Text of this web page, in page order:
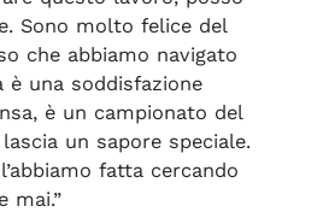
Sono molto felice del
che abbiamo navigato
è una soddisfazione
è un campionato del
un sapore speciale.
fatta cercando
mai.”